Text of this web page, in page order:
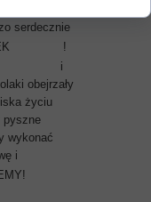
serdecznie
!
i
obejrzały
życiu
pyszne
wykonać
i